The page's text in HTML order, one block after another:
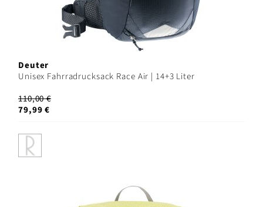
Deuter
Unisex Fahrradrucksack Race Air | 14+3 Liter
110,00 €
79,99 €